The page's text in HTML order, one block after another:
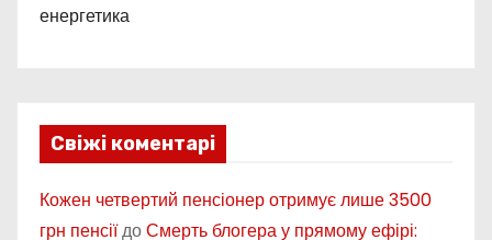
енергетика
Свіжі коментарі
Кожен четвертий пенсіонер отримує лише 3500
грн пенсіїдоСмерть блогера у прямому ефірі: